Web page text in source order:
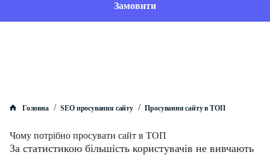
Замовити
Головна / SEO просування сайту / Просування сайту в ТОП
Чому потрібно просувати сайт в ТОП
За статистикою більшість користувачів не вивчають